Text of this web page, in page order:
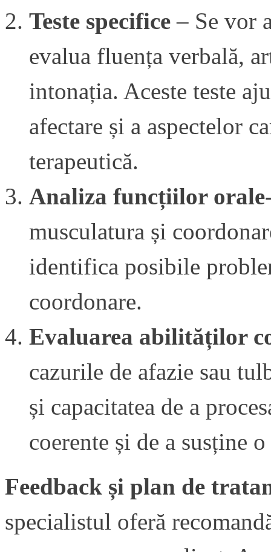
Teste specifice – Se vor
evalua fluența verbală,
intonația. Aceste teste
afectare și a aspectelor
terapeutică.
Analiza funcțiilor
musculatura și
identifica posibile
coordonare.
Evaluarea abilităților
cazurile de afazie sau
și capacitatea de a
coerente și de a susține
Feedback și plan de
specialistul oferă